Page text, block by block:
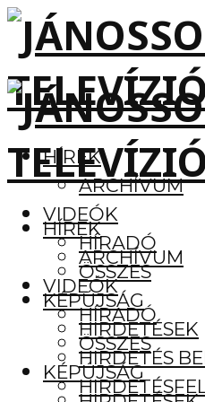
HÍREK
ARCHÍVUM
VIDEÓK
HÍRADÓ
ÖSSZES
KÉPÚJSÁG
HIRDETÉSEK
HIRDETÉS
HÍREK
ARCHÍVUM
VIDEÓK
HÍRADÓ
ÖSSZES
KÉPÚJSÁG